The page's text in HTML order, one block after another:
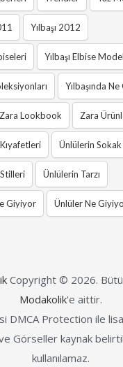
Yılbaşı 2012
Yılbaşı Elbise
Yılbaşında
Zara Lookbook Zara
Ünlülerin Sokak
Ünlülerin Tarzı
Giyiyor Ünlüler Ne
Copyright © 2026.
Modakolik'e aittir.
DMCA Protection ile
Görseller kaynak
kullanılamaz.